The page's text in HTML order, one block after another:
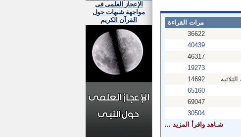
الإعجاز العلمى فى
مواجهة شبهات حول
القرآن الكريم
مرات القراءة
36622
40439
46317
19273
14692
65160
69047
30504
شـاهد واقرأ المزيد ...